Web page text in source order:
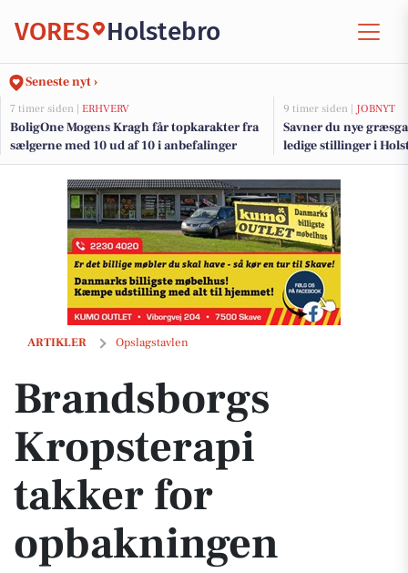
VORES Holstebro
Seneste nyt ›
7 timer siden | ERHVERV
BoligOne Mogens Kragh får topkarakter fra
sælgerne med 10 ud af 10 i anbefalinger
9 timer siden | JOBNYT
Savner du nye
ledige stillinger i
ARTIKLER Opslagstavlen
Brandsborgs Kropsterapi takker for opbakningen
Brandsborgs
Kropsterapi
takker for
opbakningen